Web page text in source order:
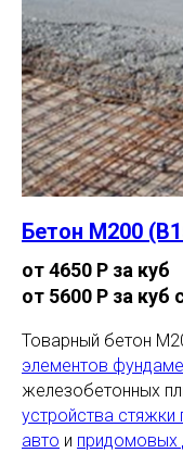
Бетон М200
от 4650 Р за куб
от 5600 Р за куб
Товарный бетон
элементов
железобетонных
устройства стяжки
авто и